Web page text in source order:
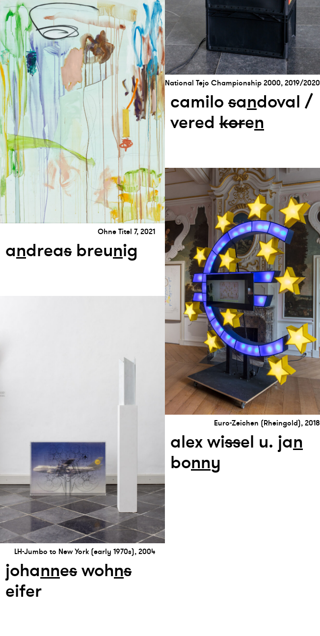
National Tejo Championship 2000, 2019/2020
camilo sandoval /
vered koren
Ohne Titel 7, 2021
andreasbreunig
Euro-Zeichen (Rheingold), 2018
alex wissel u. jan
bonny
LH-Jumbo to New York (early 1970s), 2004
johanneswohns
eifer